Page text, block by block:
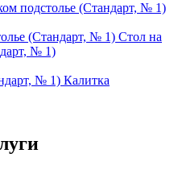
подстолье (Стандарт, № 1)
Стол на
№ 1)
Калитка